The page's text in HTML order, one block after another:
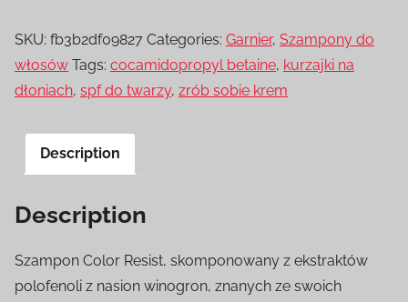
SKU: fb3b2df09827 Categories: Garnier, Szampony do
włosów Tags: cocamidopropyl betaine, kurzajki na
dłoniach, spf do twarzy, zrób sobie krem
Description
Description
Szampon Color Resist, skomponowany z ekstraktów
polofenoli z nasion winogron, znanych ze swoich